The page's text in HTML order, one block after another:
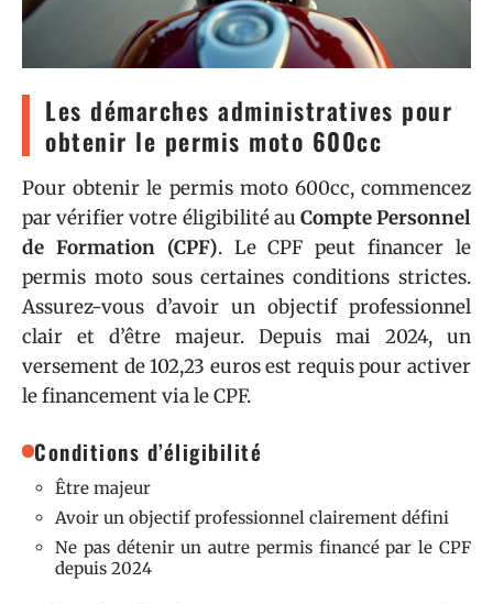
Les démarches administratives pour
obtenir le permis moto 600cc
Pour obtenir le permis moto 600cc, commencez
par vérifier votre éligibilité au Compte Personnel
de Formation (CPF). Le CPF peut financer le
permis moto sous certaines conditions strictes.
Assurez-vous d’avoir un objectif professionnel
clair et d’être majeur. Depuis mai 2024, un
versement de 102,23 euros est requis pour activer
le financement via le CPF.
Conditions d’éligibilité
Être majeur
Avoir un objectif professionnel clairement défini
Ne pas détenir un autre permis financé par le CPF
depuis 2024